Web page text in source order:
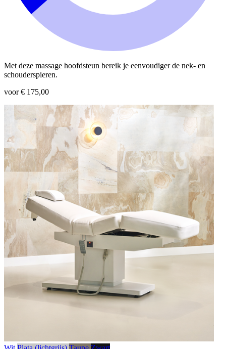
Met deze massage hoofdsteun bereik je eenvoudiger de nek- en
schouderspieren.
voor € 175,00